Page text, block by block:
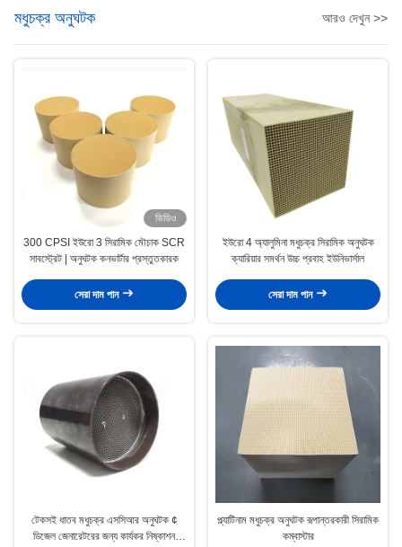
মধুচক্র অনুঘটক আরও দেখুন >>
ভিডিও
300 CPSI ইউরো 3 সিরামিক মৌচাক SCR
সাবস্ট্রেট | অনুঘটক কনভার্টার প্রস্তুতকারক
সেরা দাম পান
ইউরো 4 অ্যালুমিনা মধুচক্র সিরামিক অনুঘটক
ক্যারিয়ার সমর্থন উচ্চ প্রবাহ ইউনিভার্সাল
সেরা দাম পান
টেকসই ধাতব মধুচক্র এসসিআর অনুঘটক ¢
ডিজেল জেনারেটরের জন্য কার্যকর নিষ্কাশন
প্ল্যাটিনাম মধুচক্র অনুঘটক রূপান্তরকারী সিরামিক
কম্বাস্টার